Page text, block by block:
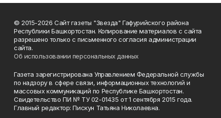
© 2015-2026 Сайт газеты "Звезда" Гафурийского района
Республики Башкортостан. Копирование материалов с сайта
разрешено только с письменного согласия администрации
сайта.
Об использовании персональных данных
Газета зарегистрирована Управлением Федеральной службы
по надзору в сфере связи, информационных технологий и
массовых коммуникаций по Республике Башкортостан.
Свидетельство ПИ № ТУ 02-01435 от 1 сентября 2015 года.
Главный редактор: Пискун Татьяна Николаевна.